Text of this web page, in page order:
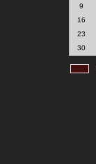
9
16
23
30